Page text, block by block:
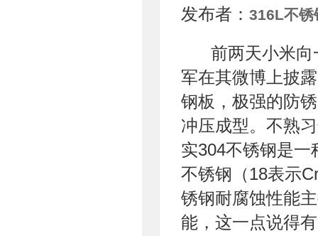
发布者： 316L不锈
前两天小米
军在其微博上披
钢板，极强的防
冲压成型。不熟
实304不锈钢是
不锈钢（18表示
锈钢耐腐蚀性能
能，这一点说得